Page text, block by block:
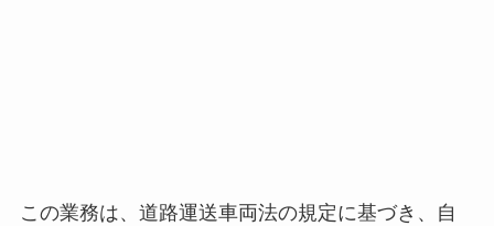
この業務は、道路運送車両法の規定に基づき、自